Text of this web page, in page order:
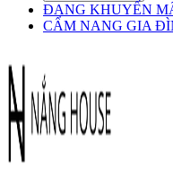
ĐANG KHUYẾN
CẨM NANG GIA